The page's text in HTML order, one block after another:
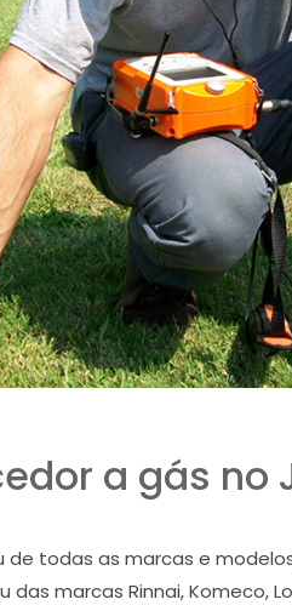
a gás no
todas as marcas e
marcas Rinnai, Komeco,